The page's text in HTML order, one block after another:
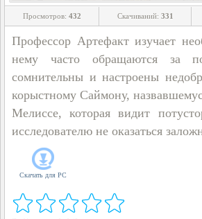
Просмотров: 432 Скачиваний: 331
Профессор Артефакт изучает
нему часто обращаются за
сомнительны и настроены
корыстному Саймону,
Мелиссе, которая видит
исследователю не оказаться
Скачать для PC